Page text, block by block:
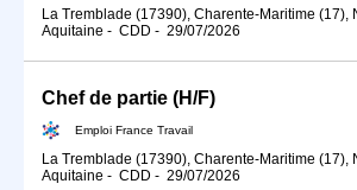
La Tremblade (17390), Charente-Maritime (17),
Aquitaine - CDD - 29/07/2026
Chef de partie (H/F)
Emploi France Travail
La Tremblade (17390), Charente-Maritime (17),
Aquitaine - CDD - 29/07/2026